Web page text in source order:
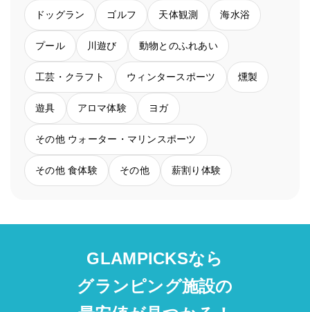
ドッグラン ゴルフ 天体観測 海水浴
プール 川遊び 動物とのふれあい
工芸・クラフト ウィンタースポーツ 燻製
遊具 アロマ体験 ヨガ
その他 ウォーター・マリンスポーツ
その他 食体験 その他 薪割り体験
GLAMPICKSなら
グランピング施設の